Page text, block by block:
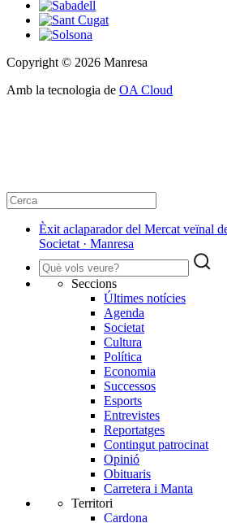
Copyright © 2026 Manresa
Amb la tecnologia de OA Cloud
Èxit aclaparador del Mercat veïnal
Societat · Manresa
Seccions
Últimes notícies
Agenda
Societat
Cultura
Política
Economia
Successos
Esports
Entrevistes
Reportatges
Contingut patrocinat
Opinió
Obituaris
Carretera i Manta
Territori
Cardona